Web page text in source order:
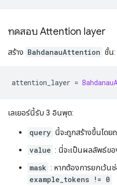
ทดสอบ Attention layer
สร้าง BahdanauAttention ชั้น:
attention_layer =
เลเยอร์นี้รับ 3 อินพุต:
query นี้จะถูกสร้างขึ้นโดย
value : นี่จะเป็นผลลัพธ์ขอ
mask : หากต้องการยกเว้น
example_tokens != 0